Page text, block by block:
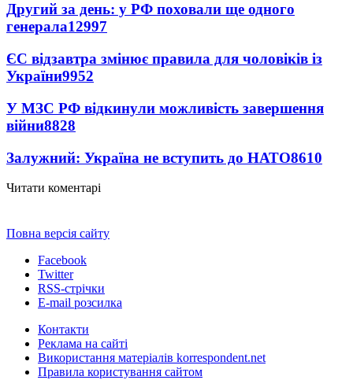
Другий за день: у РФ поховали ще одного
генерала12997
ЄС відзавтра змінює правила для чоловіків із
України9952
У МЗС РФ відкинули можливість завершення
війни8828
Залужний: Україна не вступить до НАТО8610
Читати коментарі
Повна версія сайту
Facebook
Twitter
RSS-стрічки
E-mail розсилка
Контакти
Реклама на сайті
Використання матеріалів korrespondent.net
Правила користування сайтом